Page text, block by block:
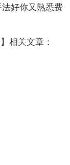
好你又熟悉费
相关文章：